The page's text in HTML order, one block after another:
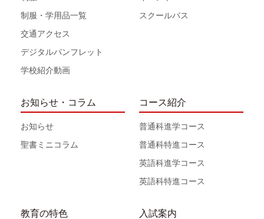
制服・学用品一覧
交通アクセス
デジタルパンフレット
学校紹介動画
スクールバス
お知らせ・コラム
お知らせ
聖書ミニコラム
コース紹介
普通科進学コース
普通科特進コース
英語科進学コース
英語科特進コース
教育の特色 入試案内